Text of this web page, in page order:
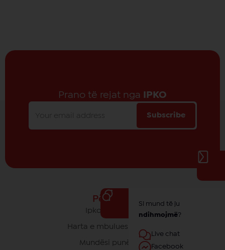
Prano të rejat nga IPKO
Subscribe
Për IPKO
Ipko - Rrethi yt
Harta e mbulueshmërisë
Mundësi punësimi
Si mund të ju
ndihmojmë?
Live chat
Facebook